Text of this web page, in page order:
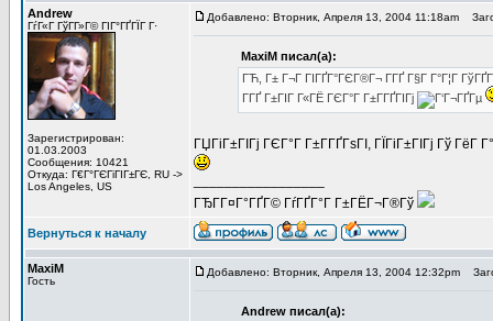
Andrew
ГѓГ«Г ГўГ­Г»Г© ГІГ°ГҐГЇГ Г·
Зарегистрирован:
01.03.2003
Сообщения: 10421
Откуда: Г€Г°ГЄГіГІГ±ГЄ, RU ->
Los Angeles, US
Добавлено: Вторник, Апреля 13, 2004 11:18am
MaxiM писал(а):
ГЋ, Г± Г¬Г ГІГҐГ°ГЄГ®Г¬ Г­ГҐ Г§Г Г°Г¦Г
Г­ГҐ Г±ГІГ Г«ГЁ ГЄГ°Г Г±Г­ГҐГІГј
ГЏГіГ±ГІГј ГЄГ°Г Г±Г­ГҐГѕГІ, ГЇГіГ±ГІГј Гў
ГЂГ­Г¤Г°ГҐГ© ГѓГҐГ°Г Г±ГЁГ¬Г®Гў
Вернуться к началу
MaxiM
Гость
Добавлено: Вторник, Апреля 13, 2004 12:32pm
Andrew писал(а):